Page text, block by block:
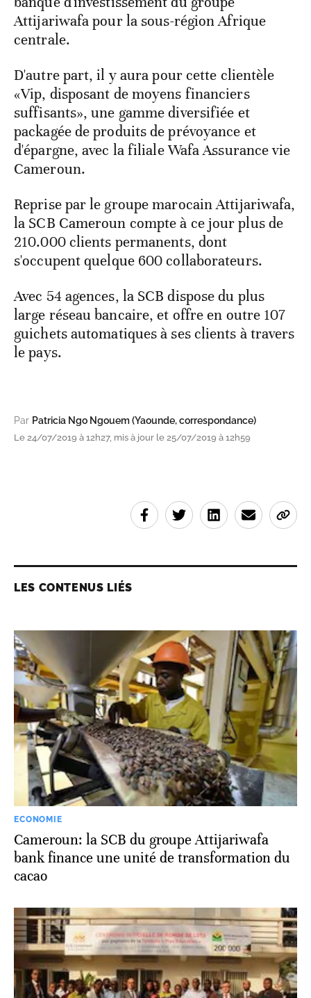
Attijariwafa pour la sous-région Afrique
centrale.
D'autre part, il y aura pour cette clientèle
«Vip, disposant de moyens financiers
suffisants», une gamme diversifiée et
packagée de produits de prévoyance et
d'épargne, avec la filiale Wafa Assurance vie
Cameroun.
Reprise par le groupe marocain Attijariwafa,
la SCB Cameroun compte à ce jour plus de
210.000 clients permanents, dont
s'occupent quelque 600 collaborateurs.
Avec 54 agences, la SCB dispose du plus
large réseau bancaire, et offre en outre 107
guichets automatiques à ses clients à travers
le pays.
Par Patricia Ngo Ngouem (Yaounde, correspondance)
Le 24/07/2019 à 12h27, mis à jour le 25/07/2019 à 12h59
LES CONTENUS LIÉS
ECONOMIE
Cameroun: la SCB du groupe Attijariwafa
bank finance une unité de transformation du
cacao